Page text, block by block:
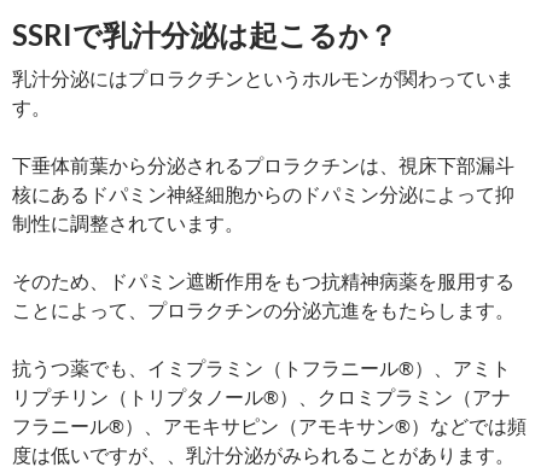
SSRIで乳汁分泌は起こるか？
乳汁分泌にはプロラクチンというホルモンが関わっていま
す。
下垂体前葉から分泌されるプロラクチンは、視床下部漏斗
核にあるドパミン神経細胞からのドパミン分泌によって抑
制性に調整されています。
そのため、ドパミン遮断作用をもつ抗精神病薬を服用する
ことによって、プロラクチンの分泌亢進をもたらします。
抗うつ薬でも、イミプラミン（トフラニール®）、アミト
リプチリン（トリプタノール®）、クロミプラミン（アナ
フラニール®）、アモキサピン（アモキサン®）などでは頻
度は低いですが、、乳汁分泌がみられることがあります。